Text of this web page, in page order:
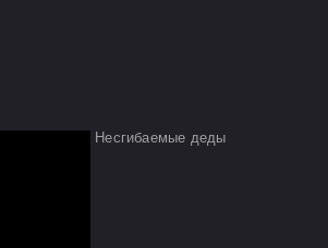
Несгибаемые деды